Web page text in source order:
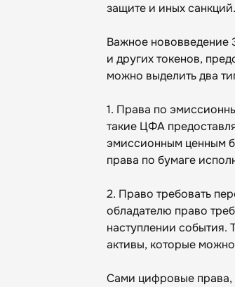
защите и иных санкций.
Важное нововведение
и других токенов,
можно выделить два
1. Права по
такие ЦФА
эмиссионным ценным
права по бумаге
2. Право требовать
обладателю право
наступлении события.
активы, которые
Сами цифровые права,